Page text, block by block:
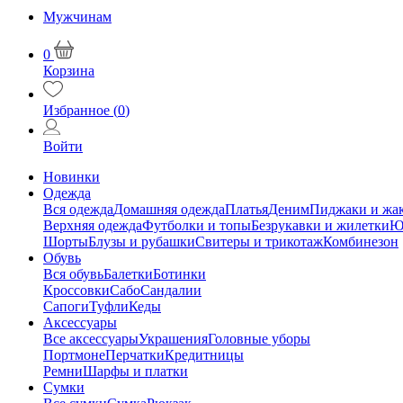
Мужчинам
0
Корзина
Избранное (0)
Войти
Новинки
Одежда
Вся одеждаДомашняя одеждаПлатьяДенимПиджаки и
Верхняя одеждаФутболки и топыБезрукавки и жилетки
ШортыБлузы и рубашкиСвитеры и трикотажКомбинезон
Обувь
Вся обувьБалеткиБотинки
КроссовкиСабоСандалии
СапогиТуфлиКеды
Аксессуары
Все аксессуарыУкрашенияГоловные уборы
ПортмонеПерчаткиКредитницы
РемниШарфы и платки
Сумки